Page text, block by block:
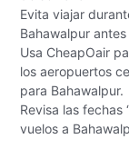
Evita viajar
Bahawalpur
Usa CheapOair
los aeropuertos
para Bahawalpur.
Revisa las fechas
vuelos a